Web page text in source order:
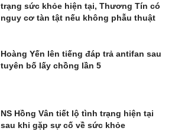
trạng sức khỏe hiện tại, Thương Tín có
nguy cơ tàn tật nếu không phẫu thuật
Hoàng Yến lên tiếng đáp trả antifan sau
tuyên bố lấy chồng lần 5
NS Hồng Vân tiết lộ tình trạng hiện tại
sau khi gặp sự cố về sức khỏe